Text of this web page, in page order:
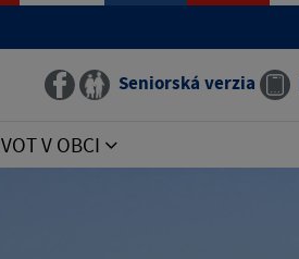
Seniorská verzia
V OBCI